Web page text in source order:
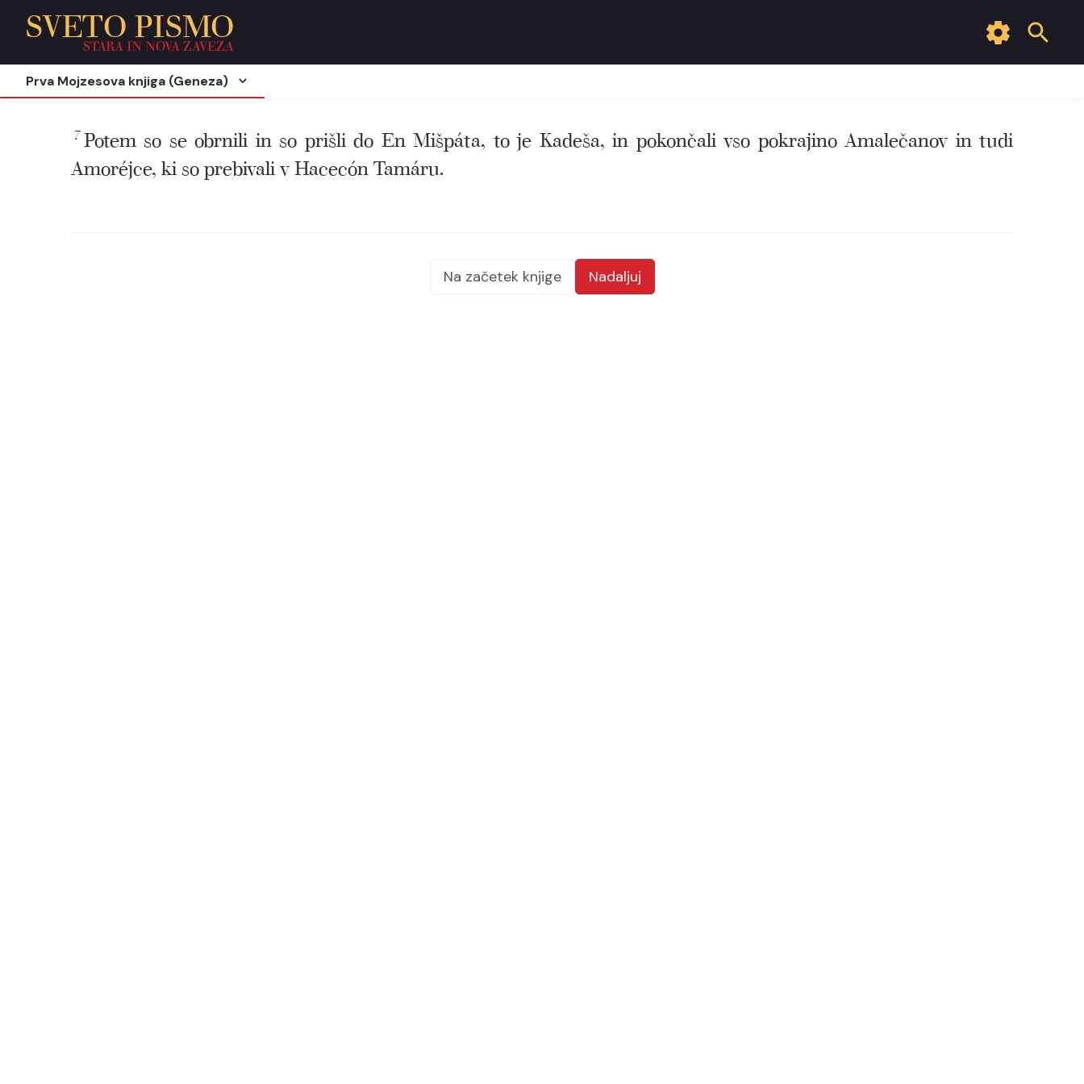
SVETO PISMO
STARA IN NOVA ZAVEZA
Prva Mojzesova knjiga (Geneza)
7Potem so se obrnili in so prišli do En Mišpáta, to je Kadeša, in pokončali vso pokrajino Amalečanov in tudi
Amoréjce, ki so prebivali v Hacecón Tamáru.
Na začetek knjige Nadaljuj